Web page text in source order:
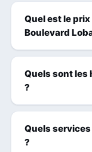
Quel est le
Boulevard
Quels sont les
?
Quels
?